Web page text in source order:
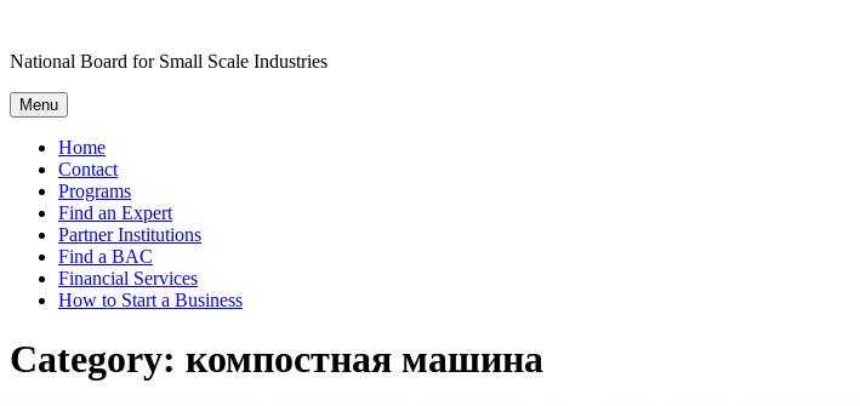
content
National Board for Small Scale Industries
Menu
Home
Contact
Programs
Find an Expert
Partner Institutions
Find a BAC
Financial Services
How to Start a Business
Category: компостная машина